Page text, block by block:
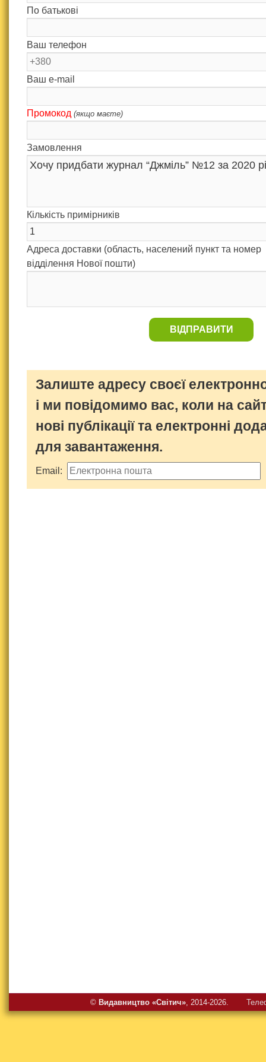
По батькові
Ваш телефон
Ваш e-mail
Промокод (якщо маєте)
Замовлення
Кількість примірників
Адреса доставки (область, населений пункт та номер
відділення Нової пошти)
ВІДПРАВИТИ
Залиште адресу своєї
і ми повідомимо вас, коли на
нові публікації та електронні
для завантаження.
Email:
© Видавництво «Свiтич», 2014-2026.